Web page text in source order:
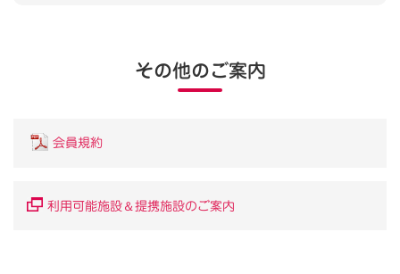
その他のご案内
会員規約
利用可能施設 ＆提携施設のご案内